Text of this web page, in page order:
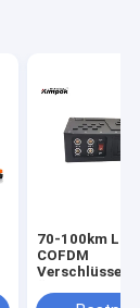
70-100km LOS
COFDM
FPV/UAV/